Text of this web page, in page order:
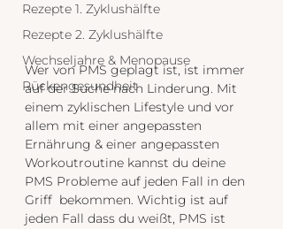
Rezepte 1. Zyklushälfte
Rezepte 2. Zyklushälfte
Wechseljahre & Menopause
Rückengesundheit
Wer von PMS geplagt ist, ist immer
auf der Suche nach Linderung. Mit
einem zyklischen Lifestyle und vor
allem mit einer angepassten
Ernährung & einer angepassten
Workoutroutine kannst du deine
PMS Probleme auf jeden Fall in den
Griff  bekommen. Wichtig ist auf
jeden Fall dass du weißt, PMS ist